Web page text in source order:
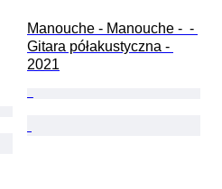
Manouche - Manouche -  -
Gitara półakustyczna -
2021